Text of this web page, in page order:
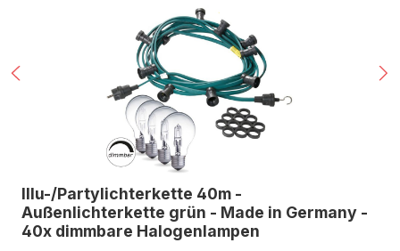
Illu-/Partylichterkette 40m -
Außenlichterkette grün - Made in Germany -
40x dimmbare Halogenlampen